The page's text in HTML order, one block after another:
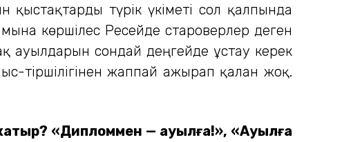
қыстақтарды түрік үкіметі сол қалпында
көршілес Ресейде староверлер деген
ауылдарын сондай деңгейде ұстау керек
тіршілігінен жаппай ажырап қалған жоқ.
«Дипломмен — ауылға!», «Ауылға